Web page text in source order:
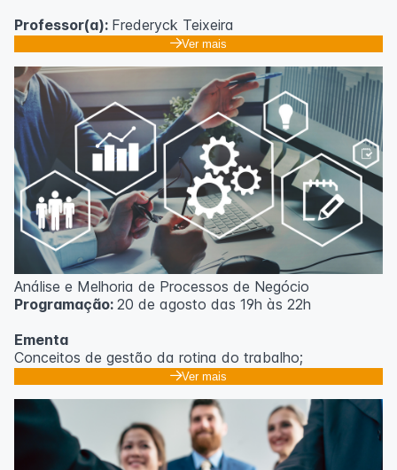
Professor(a): Frederyck Teixeira
Ver mais
Análise e Melhoria de Processos de Negócio
Programação: 20 de agosto das 19h às 22h
Ementa
Conceitos de gestão da rotina do trabalho;
Promoção de mudanças através do 5S;
resultados;
Método PDCA de gestão;
Técnicas de padronização do trabalho.
Ver mais